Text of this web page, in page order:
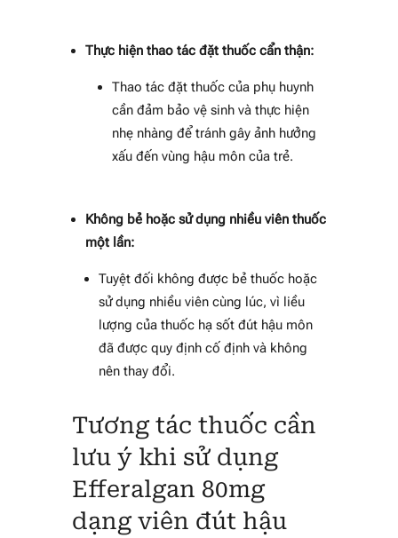
Thực hiện thao tác đặt thuốc cẩn thận:
Thao tác đặt thuốc của phụ huynh
cần đảm bảo vệ sinh và thực hiện
nhẹ nhàng để tránh gây ảnh hưởng
xấu đến vùng hậu môn của trẻ.
Không bẻ hoặc sử dụng nhiều viên thuốc
một lần:
Tuyệt đối không được bẻ thuốc hoặc
sử dụng nhiều viên cùng lúc, vì liều
lượng của thuốc hạ sốt đút hậu môn
đã được quy định cố định và không
nên thay đổi.
Tương tác thuốc cần
lưu ý khi sử dụng
Efferalgan 80mg
dạng viên đút hậu